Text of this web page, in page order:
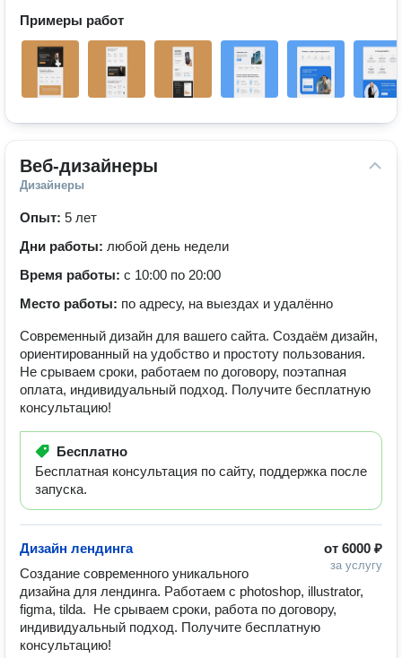
Примеры работ
Веб-дизайнеры
Дизайнеры
Опыт: 5 лет
Дни работы: любой день недели
Время работы: с 10:00 по 20:00
Место работы: по адресу, на выездах и удалённо
Современный дизайн для вашего сайта. Создаём дизайн,
ориентированный на удобство и простоту пользования.
Не срываем сроки, работаем по договору, поэтапная
оплата, индивидуальный подход. Получите бесплатную
консультацию!
Бесплатно
Бесплатная консультация по сайту, поддержка после
запуска.
от 6000 ₽
за услугу
Дизайн лендинга
Создание современного уникального
дизайна для лендинга. Работаем с photoshop, illustrator,
figma, tilda.  Не срываем сроки, работа по договору,
индивидуальный подход. Получите бесплатную
консультацию!